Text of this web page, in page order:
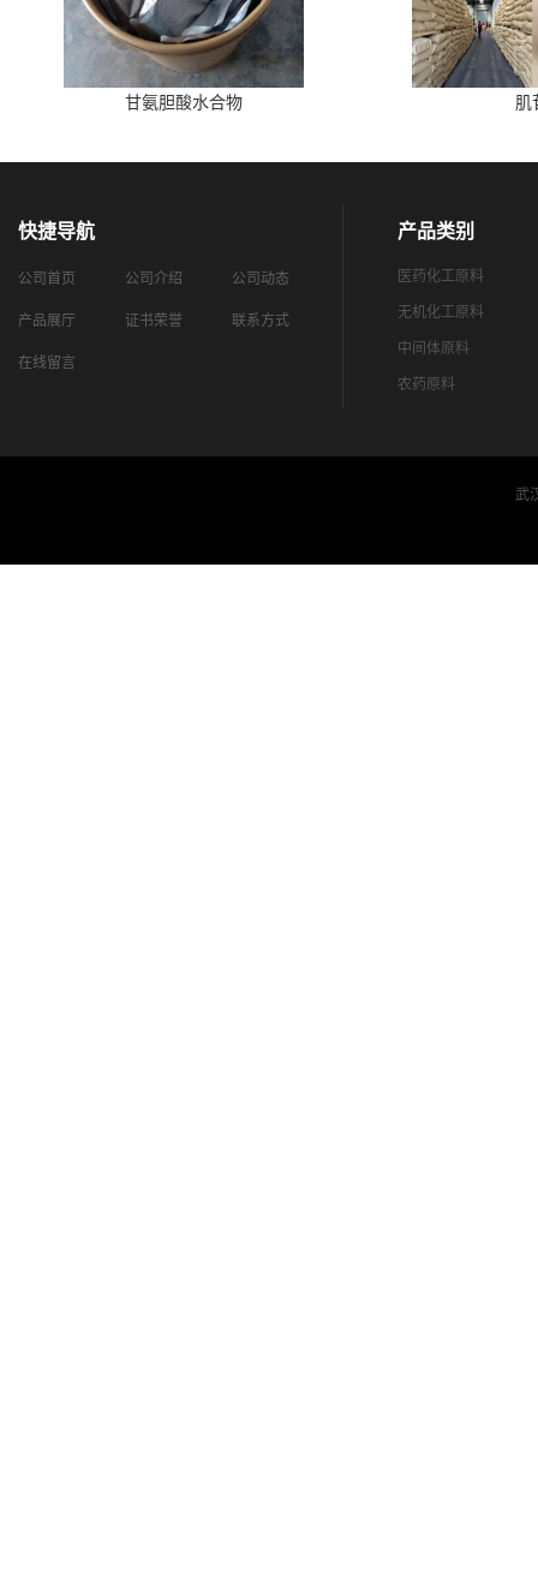
甘氨胆酸水合物 肌
快捷导航
公司首页 公司介绍 公司动态
产品展厅 证书荣誉 联系方式
在线留言
产品类别
医药化工原料
无机化工原料
中间体原料
农药原料
武